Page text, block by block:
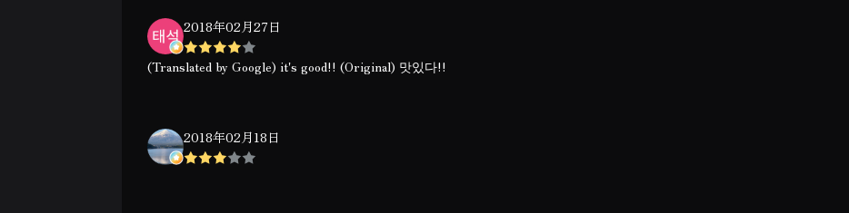
2018年02月27日
(Translated by Google) it's good!! (Original) 맛있다!!
2018年02月18日